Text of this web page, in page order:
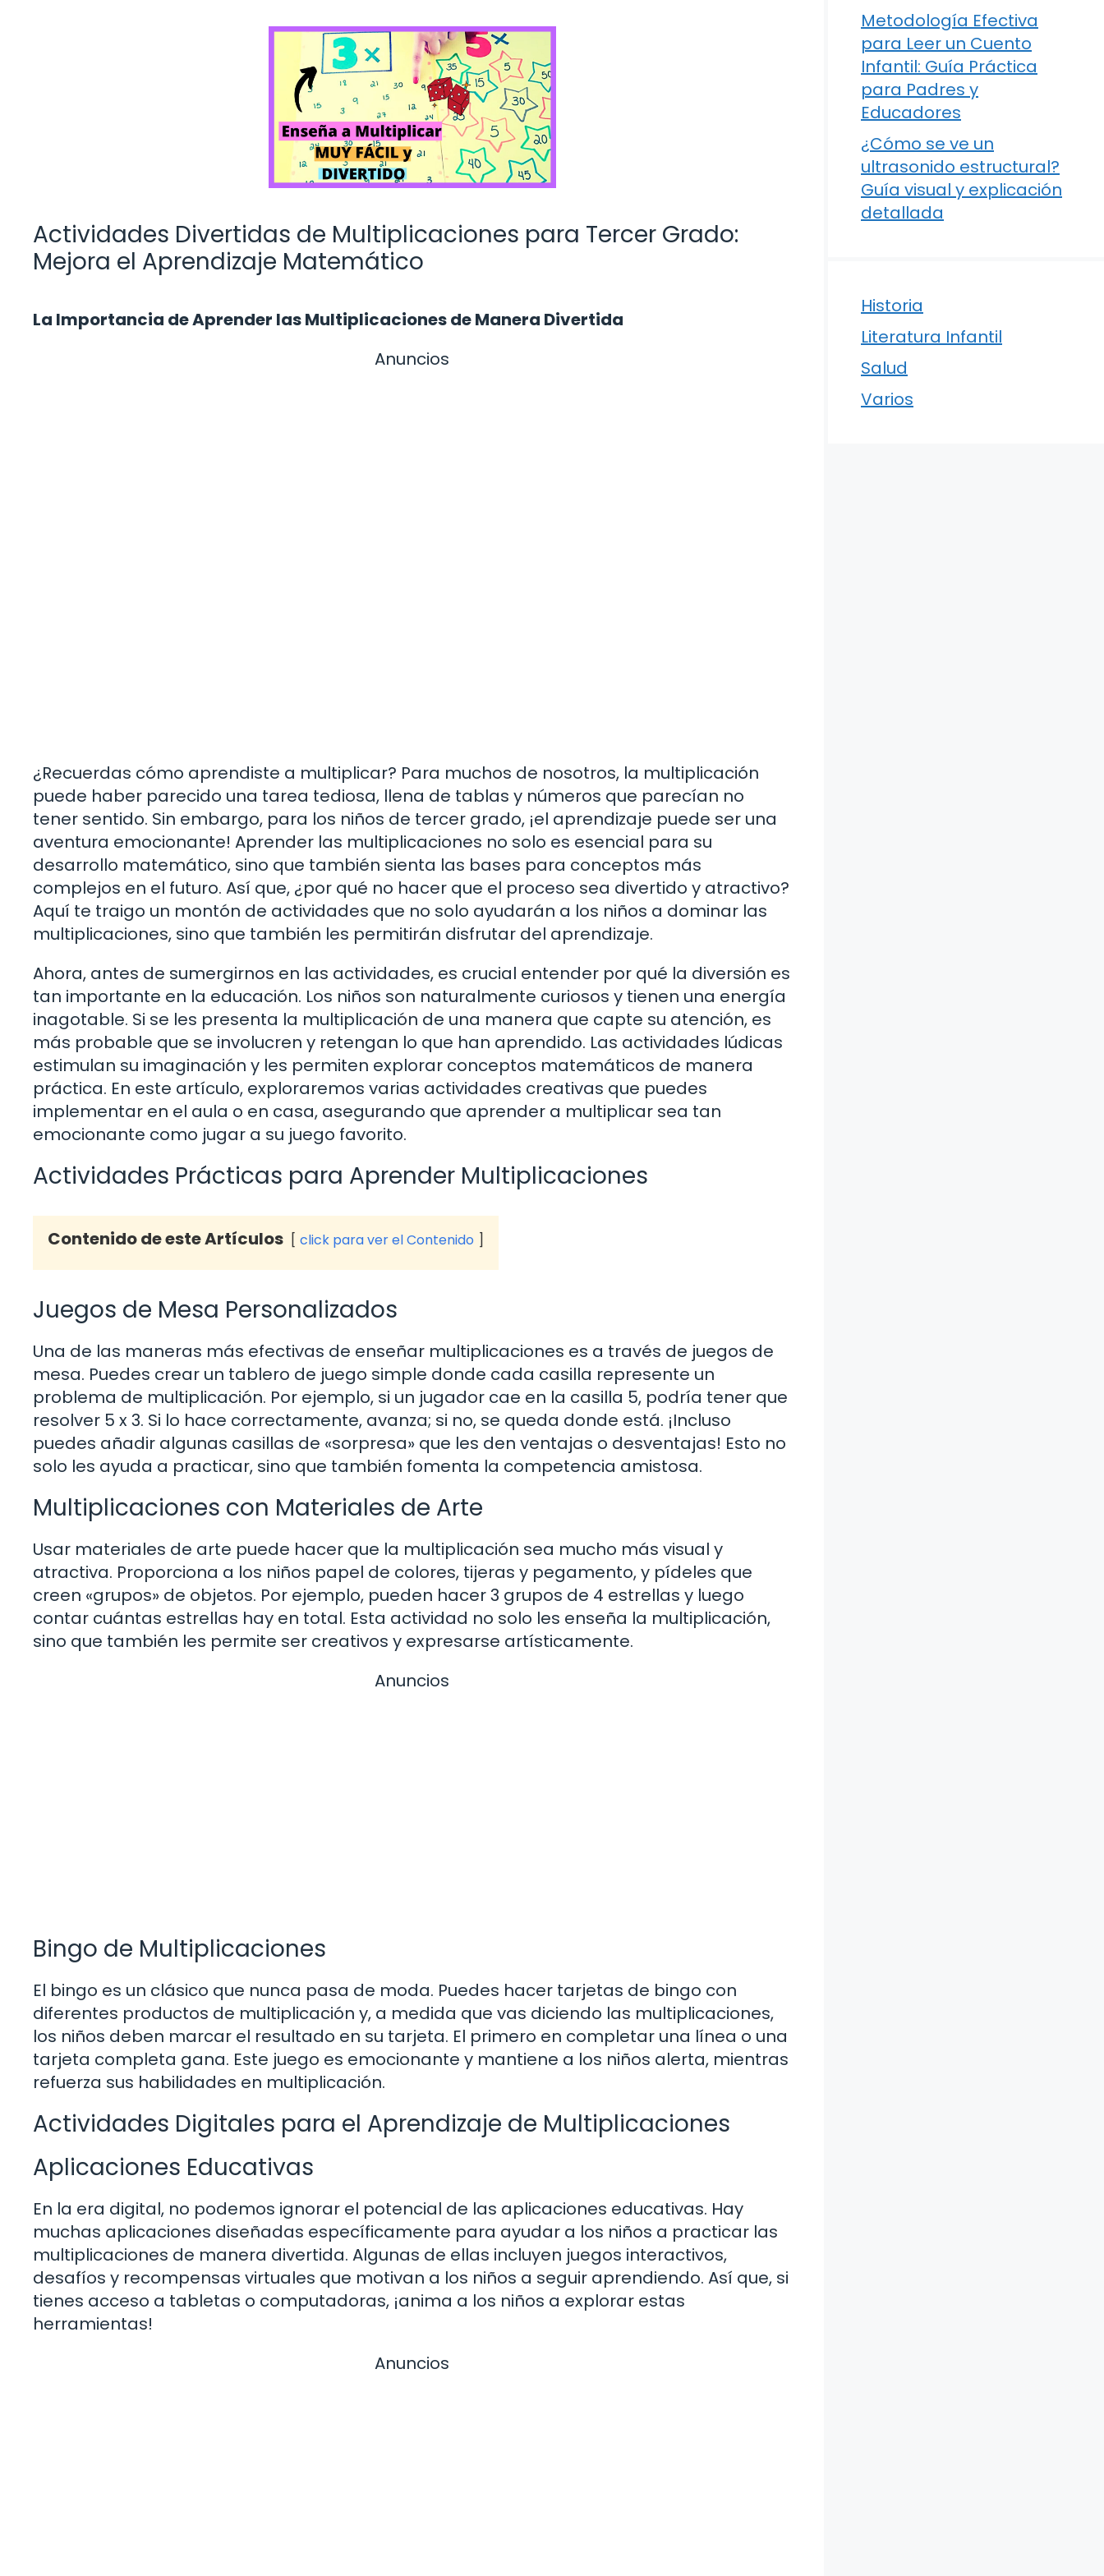
Actividades Divertidas de Multiplicaciones para Tercer Grado:
Mejora el Aprendizaje Matemático
La Importancia de Aprender las Multiplicaciones de Manera Divertida
Anuncios
¿Recuerdas cómo aprendiste a multiplicar? Para muchos de nosotros, la multiplicación
puede haber parecido una tarea tediosa, llena de tablas y números que parecían no
tener sentido. Sin embargo, para los niños de tercer grado, ¡el aprendizaje puede ser una
aventura emocionante! Aprender las multiplicaciones no solo es esencial para su
desarrollo matemático, sino que también sienta las bases para conceptos más
complejos en el futuro. Así que, ¿por qué no hacer que el proceso sea divertido y atractivo?
Aquí te traigo un montón de actividades que no solo ayudarán a los niños a dominar las
multiplicaciones, sino que también les permitirán disfrutar del aprendizaje.
Ahora, antes de sumergirnos en las actividades, es crucial entender por qué la diversión es
tan importante en la educación. Los niños son naturalmente curiosos y tienen una energía
inagotable. Si se les presenta la multiplicación de una manera que capte su atención, es
más probable que se involucren y retengan lo que han aprendido. Las actividades lúdicas
estimulan su imaginación y les permiten explorar conceptos matemáticos de manera
práctica. En este artículo, exploraremos varias actividades creativas que puedes
implementar en el aula o en casa, asegurando que aprender a multiplicar sea tan
emocionante como jugar a su juego favorito.
Actividades Prácticas para Aprender Multiplicaciones
Contenido de este Artículos click para ver el Contenido
Juegos de Mesa Personalizados
Una de las maneras más efectivas de enseñar multiplicaciones es a través de juegos de
mesa. Puedes crear un tablero de juego simple donde cada casilla represente un
problema de multiplicación. Por ejemplo, si un jugador cae en la casilla 5, podría tener que
resolver 5 x 3. Si lo hace correctamente, avanza; si no, se queda donde está. ¡Incluso
puedes añadir algunas casillas de «sorpresa» que les den ventajas o desventajas! Esto no
solo les ayuda a practicar, sino que también fomenta la competencia amistosa.
Multiplicaciones con Materiales de Arte
Usar materiales de arte puede hacer que la multiplicación sea mucho más visual y
atractiva. Proporciona a los niños papel de colores, tijeras y pegamento, y pídeles que
creen «grupos» de objetos. Por ejemplo, pueden hacer 3 grupos de 4 estrellas y luego
contar cuántas estrellas hay en total. Esta actividad no solo les enseña la multiplicación,
sino que también les permite ser creativos y expresarse artísticamente.
Anuncios
Bingo de Multiplicaciones
El bingo es un clásico que nunca pasa de moda. Puedes hacer tarjetas de bingo con
diferentes productos de multiplicación y, a medida que vas diciendo las multiplicaciones,
los niños deben marcar el resultado en su tarjeta. El primero en completar una línea o una
tarjeta completa gana. Este juego es emocionante y mantiene a los niños alerta, mientras
refuerza sus habilidades en multiplicación.
Actividades Digitales para el Aprendizaje de Multiplicaciones
Aplicaciones Educativas
En la era digital, no podemos ignorar el potencial de las aplicaciones educativas. Hay
muchas aplicaciones diseñadas específicamente para ayudar a los niños a practicar las
multiplicaciones de manera divertida. Algunas de ellas incluyen juegos interactivos,
desafíos y recompensas virtuales que motivan a los niños a seguir aprendiendo. Así que, si
tienes acceso a tabletas o computadoras, ¡anima a los niños a explorar estas
herramientas!
Anuncios
Metodología Efectiva
para Leer un Cuento
Infantil: Guía Práctica
para Padres y
Educadores
¿Cómo se ve un
ultrasonido estructural?
Guía visual y explicación
detallada
Historia
Literatura Infantil
Salud
Varios